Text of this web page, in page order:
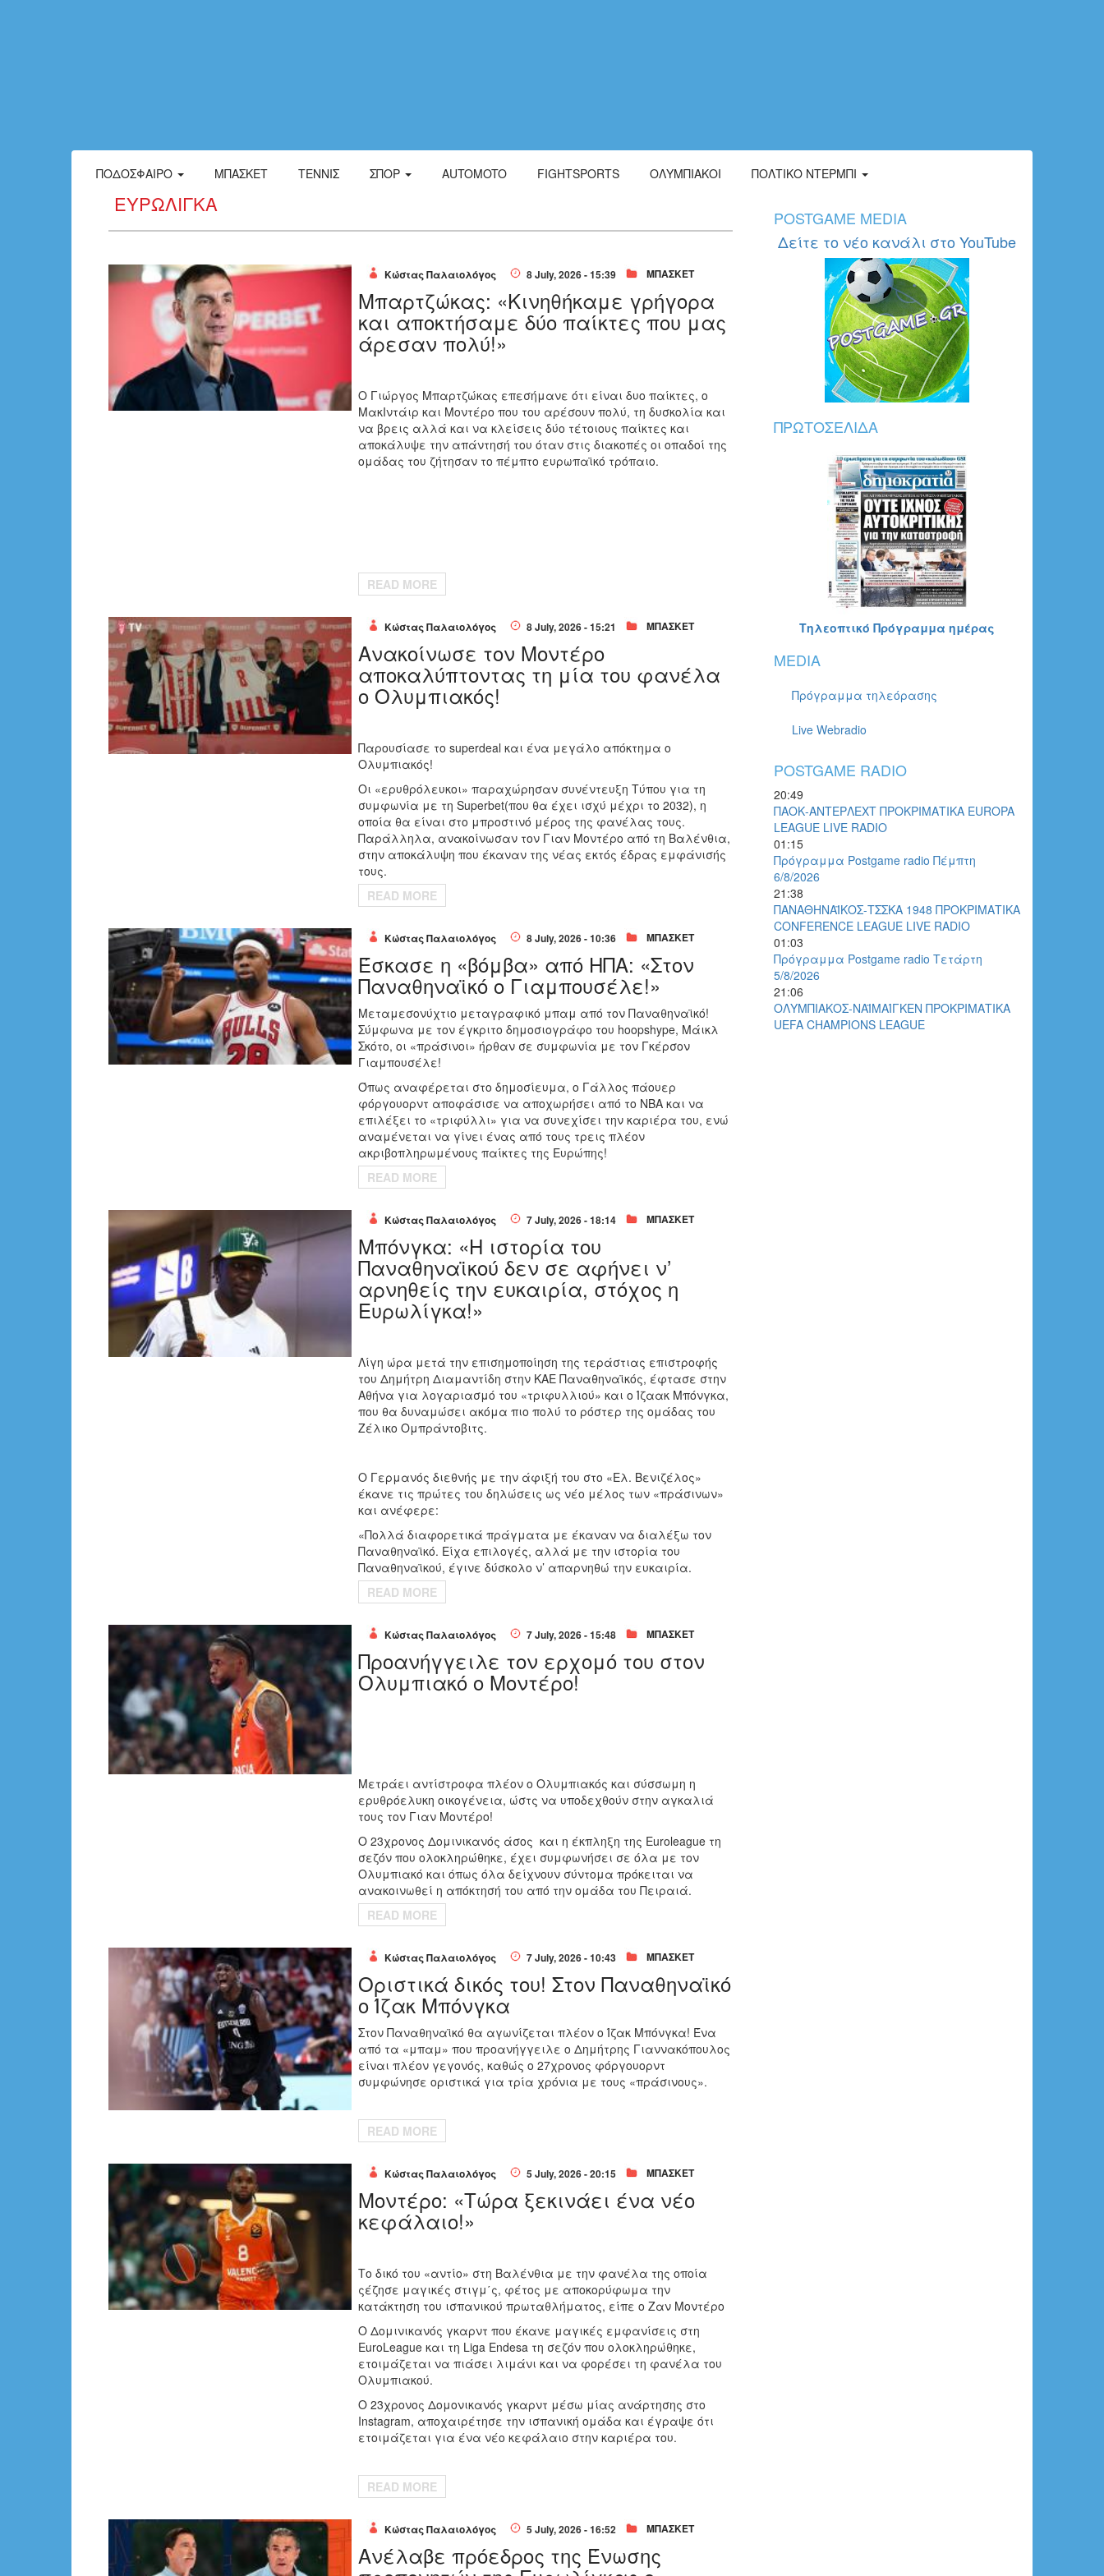
ΠΟΔΌΣΦΑΙΡΟ ΜΠΆΣΚΕΤ ΤΈΝΝΙΣ ΣΠΟΡ AUTOMOTO FIGHTSPORTS ΟΛΥΜΠΙΑΚΟΙ ΠΟΛΤΙΚΌ ΝΤΈΡΜΠΙ
ΕΥΡΩΛΊΓΚΑ
Κώστας Παλαιολόγος 8 July, 2026 - 15:39 ΜΠΑΣΚΕΤ
Μπαρτζώκας: «Κινηθήκαμε γρήγορα
και αποκτήσαμε δύο παίκτες που μας
άρεσαν πολύ!»
Ο Γιώργος Μπαρτζώκας επεσήμανε ότι είναι δυο παίκτες, ο
ΜακΙντάιρ και Μοντέρο που του αρέσουν πολύ, τη δυσκολία και
να βρεις αλλά και να κλείσεις δύο τέτοιους παίκτες και
αποκάλυψε την απάντησή του όταν στις διακοπές οι οπαδοί της
ομάδας του ζήτησαν το πέμπτο ευρωπαϊκό τρόπαιο.
READ MORE
Κώστας Παλαιολόγος 8 July, 2026 - 15:21 ΜΠΑΣΚΕΤ
Ανακοίνωσε τον Μοντέρο
αποκαλύπτοντας τη μία του φανέλα
ο Ολυμπιακός!
Παρουσίασε το superdeal και ένα μεγάλο απόκτημα ο
Ολυμπιακός!
Οι «ερυθρόλευκοι» παραχώρησαν συνέντευξη Τύπου για τη
συμφωνία με τη Superbet(που θα έχει ισχύ μέχρι το 2032), η
οποία θα είναι στο μπροστινό μέρος της φανέλας τους.
Παράλληλα, ανακοίνωσαν τον Γιαν Μοντέρο από τη Βαλένθια,
στην αποκάλυψη που έκαναν της νέας εκτός έδρας εμφάνισής
τους.
READ MORE
Κώστας Παλαιολόγος 8 July, 2026 - 10:36 ΜΠΑΣΚΕΤ
Έσκασε η «βόμβα» από ΗΠΑ: «Στον
Παναθηναϊκό ο Γιαμπουσέλε!»
Μεταμεσονύχτιο μεταγραφικό μπαμ από τον Παναθηναϊκό!
Σύμφωνα με τον έγκριτο δημοσιογράφο του hoopshype, Μάικλ
Σκότο, οι «πράσινοι» ήρθαν σε συμφωνία με τον Γκέρσον
Γιαμπουσέλε!
Όπως αναφέρεται στο δημοσίευμα, ο Γάλλος πάουερ
φόργουορντ αποφάσισε να αποχωρήσει από το ΝΒΑ και να
επιλέξει το «τριφύλλι» για να συνεχίσει την καριέρα του, ενώ
αναμένεται να γίνει ένας από τους τρεις πλέον
ακριβοπληρωμένους παίκτες της Ευρώπης!
READ MORE
Κώστας Παλαιολόγος 7 July, 2026 - 18:14 ΜΠΑΣΚΕΤ
Μπόνγκα: «Η ιστορία του
Παναθηναϊκού δεν σε αφήνει ν’
αρνηθείς την ευκαιρία, στόχος η
Ευρωλίγκα!»
Λίγη ώρα μετά την επισημοποίηση της τεράστιας επιστροφής
του Δημήτρη Διαμαντίδη στην ΚΑΕ Παναθηναϊκός, έφτασε στην
Αθήνα για λογαριασμό του «τριφυλλιού» και ο Ίζαακ Μπόνγκα,
που θα δυναμώσει ακόμα πιο πολύ το ρόστερ της ομάδας του
Ζέλικο Ομπράντοβιτς.
Ο Γερμανός διεθνής με την άφιξή του στο «Ελ. Βενιζέλος»
έκανε τις πρώτες του δηλώσεις ως νέο μέλος των «πράσινων»
και ανέφερε:
«Πολλά διαφορετικά πράγματα με έκαναν να διαλέξω τον
Παναθηναϊκό. Είχα επιλογές, αλλά με την ιστορία του
Παναθηναϊκού, έγινε δύσκολο ν’ απαρνηθώ την ευκαιρία.
READ MORE
Κώστας Παλαιολόγος 7 July, 2026 - 15:48 ΜΠΑΣΚΕΤ
Προανήγγειλε τον ερχομό του στον
Ολυμπιακό ο Μοντέρο!
Μετράει αντίστροφα πλέον ο Ολυμπιακός και σύσσωμη η
ερυθρόελυκη οικογένεια, ώστς να υποδεχθούν στην αγκαλιά
τους τον Γιαν Μοντέρο!
Ο 23χρονος Δομινικανός άσος και η έκπληξη της Euroleague τη
σεζόν που ολοκληρώθηκε, έχει συμφωνήσει σε όλα με τον
Ολυμπιακό και όπως όλα δείχνουν σύντομα πρόκειται να
ανακοινωθεί η απόκτησή του από την ομάδα του Πειραιά.
READ MORE
Κώστας Παλαιολόγος 7 July, 2026 - 10:43 ΜΠΑΣΚΕΤ
Οριστικά δικός του! Στον Παναθηναϊκό
ο Ίζακ Μπόνγκα
Στον Παναθηναϊκό θα αγωνίζεται πλέον ο Ίζακ Μπόνγκα! Ένα
από τα «μπαμ» που προανήγγειλε ο Δημήτρης Γιαννακόπουλος
είναι πλέον γεγονός, καθώς ο 27χρονος φόργουορντ
συμφώνησε οριστικά για τρία χρόνια με τους «πράσινους».
READ MORE
Κώστας Παλαιολόγος 5 July, 2026 - 20:15 ΜΠΑΣΚΕΤ
Μοντέρο: «Τώρα ξεκινάει ένα νέο
κεφάλαιο!»
Το δικό του «αντίο» στη Βαλένθια με την φανέλα της οποία
ςέζησε μαγικές στιγμ΄ς, φέτος με αποκορύφωμα την
κατάκτηση του ισπανικού πρωταθλήματος, είπε ο Ζαν Μοντέρο
Ο Δομινικανός γκαρντ που έκανε μαγικές εμφανίσεις στη
EuroLeague και τη Liga Endesa τη σεζόν που ολοκληρώθηκε,
ετοιμάζεται να πιάσει λιμάνι και να φορέσει τη φανέλα του
Ολυμπιακού.
Ο 23χρονος Δομονικανός γκαρντ μέσω μίας ανάρτησης στο
Instagram, αποχαιρέτησε την ισπανική ομάδα και έγραψε ότι
ετοιμάζεται για ένα νέο κεφάλαιο στην καριέρα του.
READ MORE
Κώστας Παλαιολόγος 5 July, 2026 - 16:52 ΜΠΑΣΚΕΤ
Ανέλαβε πρόεδρος της Ένωσης
POSTGAME MEDIA
Δείτε το νέο κανάλι στο YouTube
ΠΡΩΤΟΣΈΛΙΔΑ
Τηλεοπτικό Πρόγραμμα ημέρας
MEDIA
Πρόγραμμα τηλεόρασης
Live Webradio
POSTGAME RADIO
20:49
ΠΑΟΚ-ΑΝΤΕΡΛΕΧΤ ΠΡΟΚΡΙΜΑΤΙΚΑ EUROPA
LEAGUE LIVE RADIO
01:15
Πρόγραμμα Postgame radio Πέμπτη
6/8/2026
21:38
ΠΑΝΑΘΗΝΑΪΚΟΣ-ΤΣΣΚΑ 1948 ΠΡΟΚΡΙΜΑΤΙΚΑ
CONFERENCE LEAGUE LIVE RADIO
01:03
Πρόγραμμα Postgame radio Τετάρτη
5/8/2026
21:06
ΟΛΥΜΠΙΑΚΟΣ-ΝΑΪΜΑΊΓΚΕΝ ΠΡΟΚΡΙΜΑΤΙΚΑ
UEFA CHAMPIONS LEAGUE